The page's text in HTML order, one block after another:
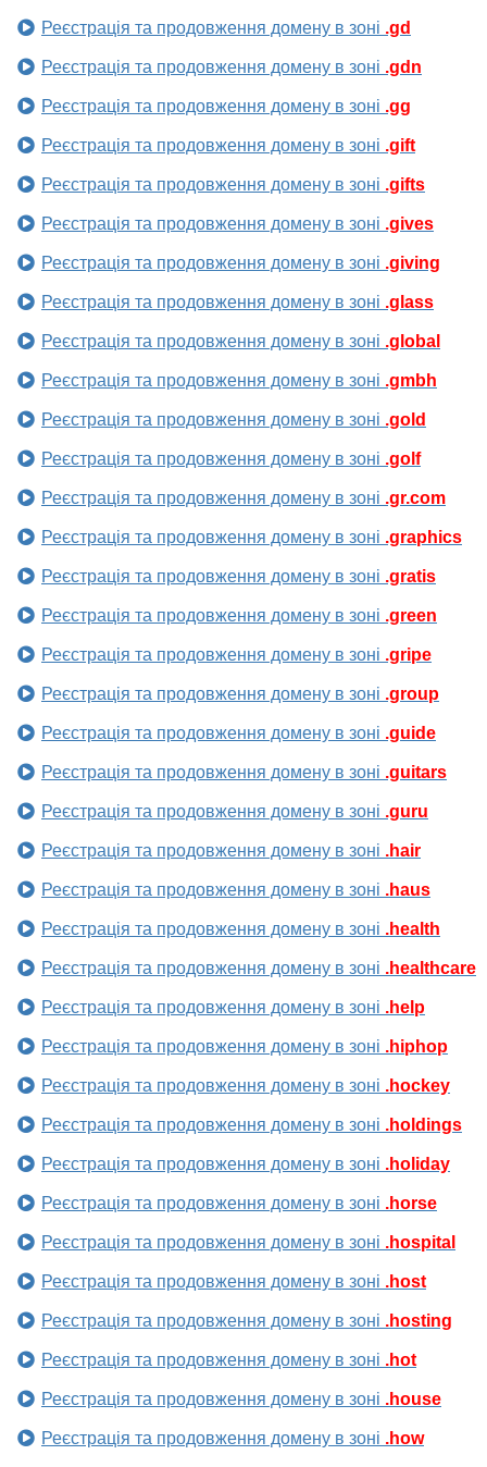
Реєстрація та продовження домену в зоні .gd
Реєстрація та продовження домену в зоні .gdn
Реєстрація та продовження домену в зоні .gg
Реєстрація та продовження домену в зоні .gift
Реєстрація та продовження домену в зоні .gifts
Реєстрація та продовження домену в зоні .gives
Реєстрація та продовження домену в зоні .giving
Реєстрація та продовження домену в зоні .glass
Реєстрація та продовження домену в зоні .global
Реєстрація та продовження домену в зоні .gmbh
Реєстрація та продовження домену в зоні .gold
Реєстрація та продовження домену в зоні .golf
Реєстрація та продовження домену в зоні .gr.com
Реєстрація та продовження домену в зоні .graphics
Реєстрація та продовження домену в зоні .gratis
Реєстрація та продовження домену в зоні .green
Реєстрація та продовження домену в зоні .gripe
Реєстрація та продовження домену в зоні .group
Реєстрація та продовження домену в зоні .guide
Реєстрація та продовження домену в зоні .guitars
Реєстрація та продовження домену в зоні .guru
Реєстрація та продовження домену в зоні .hair
Реєстрація та продовження домену в зоні .haus
Реєстрація та продовження домену в зоні .health
Реєстрація та продовження домену в зоні .healthcare
Реєстрація та продовження домену в зоні .help
Реєстрація та продовження домену в зоні .hiphop
Реєстрація та продовження домену в зоні .hockey
Реєстрація та продовження домену в зоні .holdings
Реєстрація та продовження домену в зоні .holiday
Реєстрація та продовження домену в зоні .horse
Реєстрація та продовження домену в зоні .hospital
Реєстрація та продовження домену в зоні .host
Реєстрація та продовження домену в зоні .hosting
Реєстрація та продовження домену в зоні .hot
Реєстрація та продовження домену в зоні .house
Реєстрація та продовження домену в зоні .how